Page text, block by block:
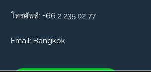
โทรศัพท์: +66 2 235 02 77
Email: Bangkok